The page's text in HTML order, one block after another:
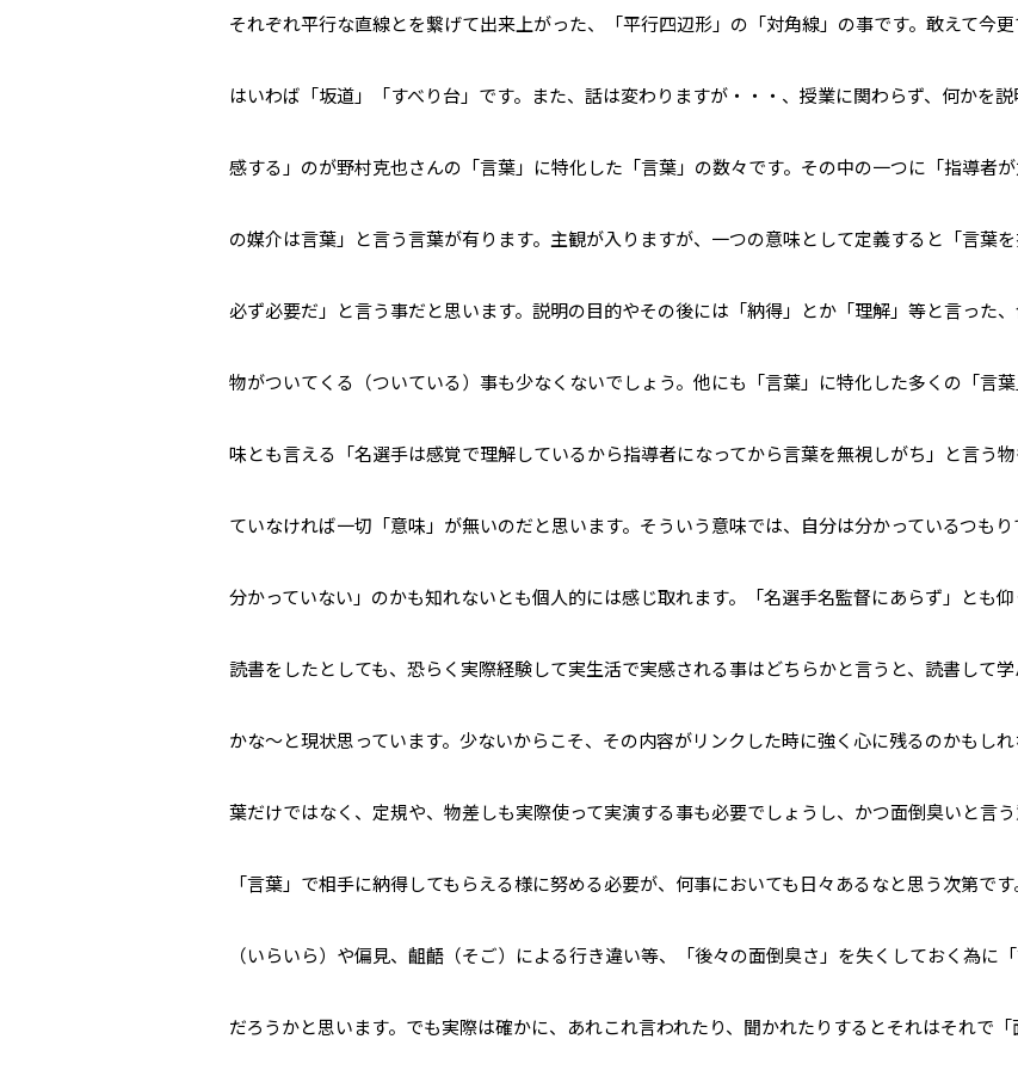
それぞれ平行な直線とを繋げて出来上がった、「平行四辺形」の「対角線」の事です。敢えて今
はいわば「坂道」「すべり台」です。また、話は変わりますが・・・、授業に関わらず、何かを
感する」のが野村克也さんの「言葉」に特化した「言葉」の数々です。その中の一つに「指導者
の媒介は言葉」と言う言葉が有ります。主観が入りますが、一つの意味として定義すると「言葉
必ず必要だ」と言う事だと思います。説明の目的やその後には「納得」とか「理解」等と言った
物がついてくる（ついている）事も少なくないでしょう。他にも「言葉」に特化した多くの「言
味とも言える「名選手は感覚で理解しているから指導者になってから言葉を無視しがち」と言う
ていなければ一切「意味」が無いのだと思います。そういう意味では、自分は分かっているつも
分かっていない」のかも知れないとも個人的には感じ取れます。「名選手名監督にあらず」とも
読書をしたとしても、恐らく実際経験して実生活で実感される事はどちらかと言うと、読書して
かな～と現状思っています。少ないからこそ、その内容がリンクした時に強く心に残るのかもし
葉だけではなく、定規や、物差しも実際使って実演する事も必要でしょうし、かつ面倒臭いと言
「言葉」で相手に納得してもらえる様に努める必要が、何事においても日々あるなと思う次第で
（いらいら）や偏見、齟齬（そご）による行き違い等、「後々の面倒臭さ」を失くしておく為に
だろうかと思います。でも実際は確かに、あれこれ言われたり、聞かれたりするとそれはそれで